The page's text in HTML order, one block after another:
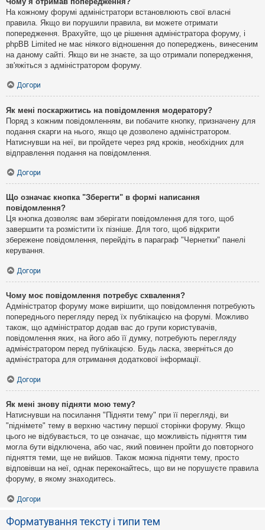
На кожному форумі адміністратори встановлюють свої власні
правила. Якщо ви порушили правила, ви можете отримати
попередження. Врахуйте, що це рішення адміністратора форуму, і
phpBB Limited не має ніякого відношення до попереджень, винесеним
на даному сайті. Якщо ви не знаєте, за що отримали попередження,
зв'яжіться з адміністратором форуму.
Догори
Як мені поскаржитись на повідомлення модератору?
Поряд з кожним повідомленням, ви побачите кнопку, призначену для
подання скарги на нього, якщо це дозволено адміністратором.
Натиснувши на неї, ви пройдете через ряд кроків, необхідних для
відправлення подання на повідомлення.
Догори
Що означає кнопка "Зберегти" в формі написання
повідомлення?
Ця кнопка дозволяє вам зберігати повідомлення для того, щоб
завершити та розмістити їх пізніше. Для того, щоб відкрити
збережене повідомлення, перейдіть в параграф "Чернетки" панелі
керування.
Догори
Чому моє повідомлення потребує схвалення?
Адміністратор форуму може вирішити, що повідомлення потребують
попереднього перегляду перед їх публікацією на форумі. Можливо
також, що адміністратор додав вас до групи користувачів,
повідомлення яких, на його або її думку, потребують перегляду
адміністратором перед публікацією. Будь ласка, зверніться до
адміністратора для отримання додаткової інформації.
Догори
Як мені знову підняти мою тему?
Натиснувши на посилання "Підняти тему" при її перегляді, ви
"піднімете" тему в верхню частину першої сторінки форуму. Якщо
цього не відбувається, то це означає, що можливість підняття тим
могла бути відключена, або час, який повинен пройти до повторного
підняття теми, ще не вийшов. Також можна підняти тему, просто
відповівши на неї, однак переконайтесь, що ви не порушуєте правила
форуму, в якому знаходитесь.
Догори
Форматування тексту і типи тем